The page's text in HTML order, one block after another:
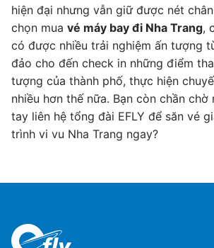
hiện đại nhưng vẫn giữ được nét
chọn mua vé máy bay đi Nha Trang,
có được nhiều trải nghiệm ấn tượng
đảo cho đến check in những điểm
tượng của thành phố, thực hiện
nhiều hơn thế nữa. Bạn còn chần chờ
tay liên hệ tổng đài EFLY để săn vé
trình vi vu Nha Trang ngay?